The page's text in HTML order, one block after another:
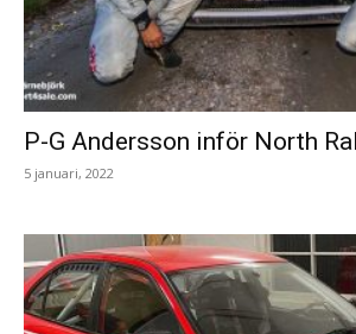
P-G Andersson inför North
5 januari, 2022